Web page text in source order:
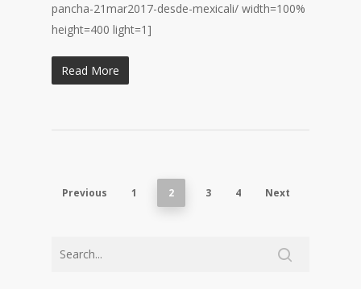
pancha-21mar2017-desde-mexicali/ width=100%
height=400 light=1]
Read More
Previous 1 2 3 4 Next